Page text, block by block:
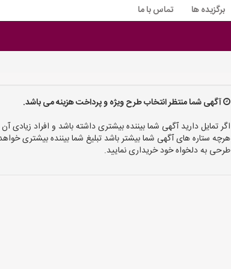
برگزیده ها تماس با ما
آگهی شما منتظر انتخاب طرح ویژه و پرداخت هزینه می باشد.
اگر تمایل دارید آگهی شما بیننده بیشتری داشته باشد و افراد زیادی
هرچه ستاره های آگهی شما بیشتر باشد تبلیغ شما بیننده
طرحی به دلخواه خود خریداری نمایید.